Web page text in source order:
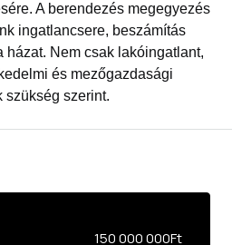
A berendezés megegyezés
ingatlancsere, beszámítás
házat. Nem csak lakóingatlant,
és mezőgazdasági
szükség szerint.
150 000 000Ft